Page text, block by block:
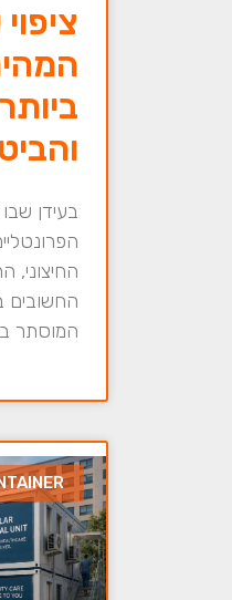
בעידן
החיצוני,
החשובים
המוסתר